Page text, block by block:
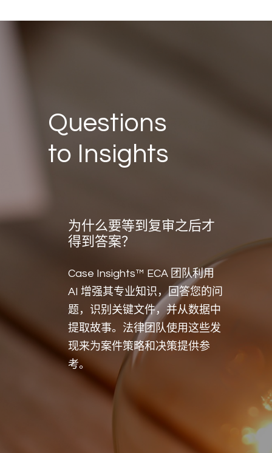
Questions
to Insights
为什么要等到复审之后才
得到答案？
Case Insights™ ECA 团队利用
AI 增强其专业知识，回答您的问
题，识别关键文件，并从数据中
提取故事。法律团队使用这些发
现来为案件策略和决策提供参
考。